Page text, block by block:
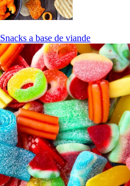
Snacks a base de viande